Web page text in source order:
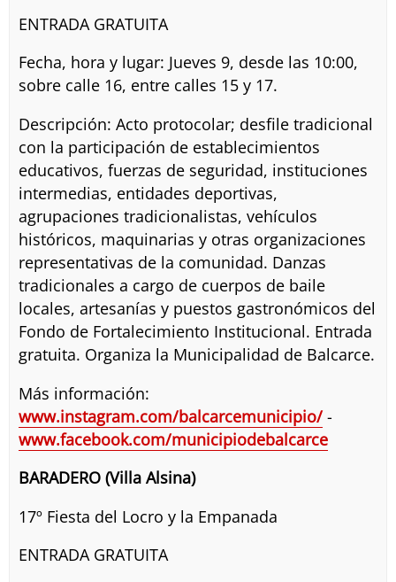
ENTRADA GRATUITA
Fecha, hora y lugar: Jueves 9, desde las 10:00,
sobre calle 16, entre calles 15 y 17.
Descripción: Acto protocolar; desfile tradicional
con la participación de establecimientos
educativos, fuerzas de seguridad, instituciones
intermedias, entidades deportivas,
agrupaciones tradicionalistas, vehículos
históricos, maquinarias y otras organizaciones
representativas de la comunidad. Danzas
tradicionales a cargo de cuerpos de baile
locales, artesanías y puestos gastronómicos del
Fondo de Fortalecimiento Institucional. Entrada
gratuita. Organiza la Municipalidad de Balcarce.
Más información:
www.instagram.com/balcarcemunicipio/-
www.facebook.com/municipiodebalcarce
BARADERO (Villa Alsina)
17º Fiesta del Locro y la Empanada
ENTRADA GRATUITA